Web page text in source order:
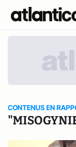
CONTENUS EN